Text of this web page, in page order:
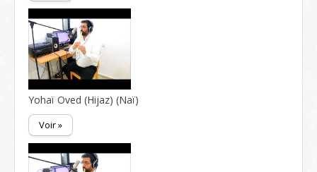
Yohaï Oved (Hijaz) (Naï)
Voir »